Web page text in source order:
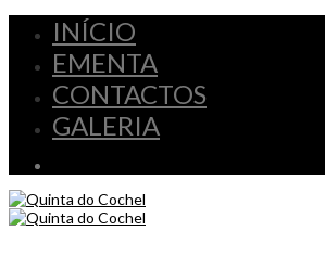
INÍCIO
EMENTA
CONTACTOS
GALERIA